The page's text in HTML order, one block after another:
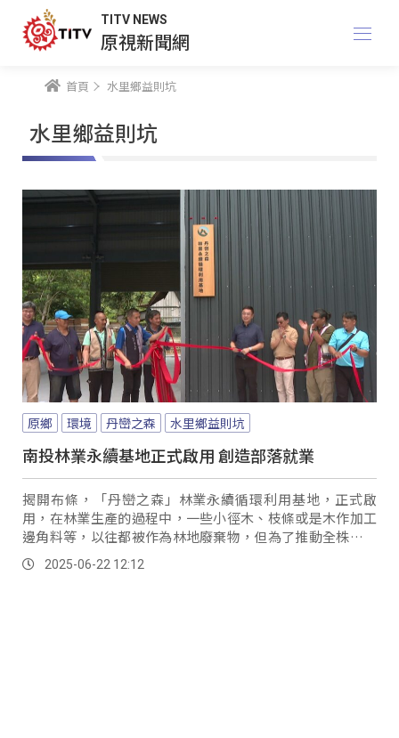
TITV NEWS
原視新聞網
首頁 水里鄉益則坑
水里鄉益則坑
原鄉 環境 丹巒之森 水里鄉益則坑
南投林業永續基地正式啟用 創造部落就業
揭開布條，「丹巒之森」林業永續循環利用基地，正式啟
用，在林業生產的過程中，一些小徑木、枝條或是木作加工
邊角料等，以往都被作為林地廢棄物，但為了推動全株利用
的林業理念，透過建置相關的硬體設備和設施，達成永續發
展目標。2025-06-22 12:12